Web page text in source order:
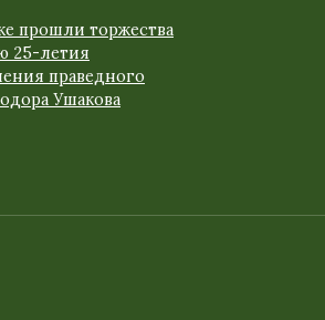
прошли торжества
25-летия
праведного
Ушакова